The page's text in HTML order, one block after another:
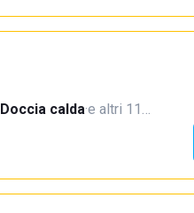
Doccia calda·e altri 11…